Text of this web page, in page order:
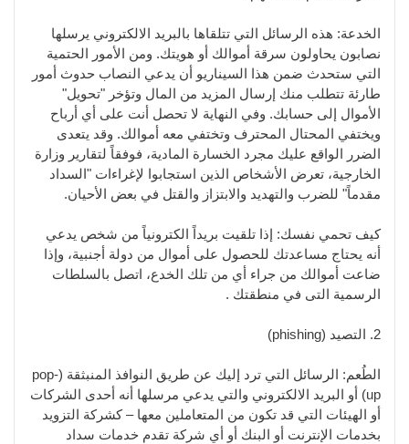
الخدعة: هذه الرسائل التي تتلقاها بالبريد الالكتروني يرسلها
نصابون يحاولون سرقة أموالك أو هويتك. ومن الأمور الحتمية
التي ستحدث ضمن هذا السيناريو أن يدعي النصاب حدوث أمور
طارئة تتطلب منك إرسال المزيد من المال وتؤخر "تحويل"
الأموال إلى حسابك. وفي النهاية لا تحصل أنت على أي أرباح
ويختفي المحتال المحترف وتختفي معه أموالك. وقد يتعدى
الضرر الواقع عليك مجرد الخسارة المادية، فوفقاً لتقارير وزارة
الخارجية، تعرض الأشخاص الذين استجابوا لإغراءات "السداد
مقدماً" للضرب والتهديد والابتزاز والقتل في بعض الأحيان.
كيف تحمي نفسك: إذا تلقيت بريداً الكترونياً من شخص يدعي
أنه يحتاج مساعدتك للحصول على أموال من دولة أجنبية، وإذا
ضاعت أموالك من جراء أي من تلك الخدع، اتصل بالسلطات
الرسمية التى في منطقتك .
2. التصيد (phishing)
الطُعم: الرسائل التي ترد إليك عن طريق النوافذ المنبثقة (pop-
up) أو البريد الالكتروني والتي يدعي مرسلها أنه أحدى الشركات
أو الهيئات التي قد تكون من المتعاملين معها – كشركة التزويد
بخدمات الإنترنت أو البنك أو أي شركة تقدم خدمات سداد